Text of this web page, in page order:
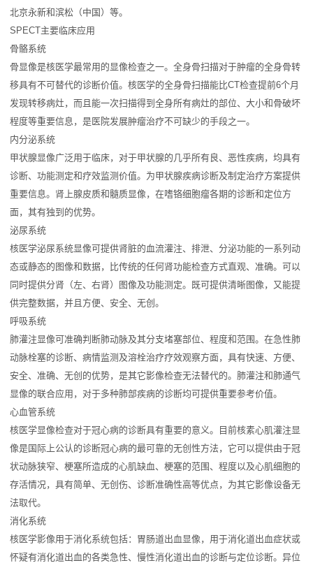
北京永新和滨松（中国）等。
SPECT主要临床应用
骨骼系统
骨显像是核医学最常用的显像检查之一。全身骨扫描对于肿瘤的全身骨转
移具有不可替代的诊断价值。核医学的全身骨扫描能比CT检查提前6个月
发现转移病灶，而且能一次扫描得到全身所有病灶的部位、大小和骨破坏
程度等重要信息，是医院发展肿瘤治疗不可缺少的手段之一。
内分泌系统
甲状腺显像广泛用于临床，对于甲状腺的几乎所有良、恶性疾病，均具有
诊断、功能测定和疗效监测价值。为甲状腺疾病诊断及制定治疗方案提供
重要信息。肾上腺皮质和髓质显像，在嗜铬细胞瘤各期的诊断和定位方
面，其有独到的优势。
泌尿系统
核医学泌尿系统显像可提供肾脏的血流灌注、排泄、分泌功能的一系列动
态或静态的图像和数据，比传统的任何肾功能检查方式直观、准确。可以
同时提供分肾（左、右肾）图像及功能测定。既可提供清晰图像，又能提
供完整数据，并且方便、安全、无创。
呼吸系统
肺灌注显像可准确判断肺动脉及其分支堵塞部位、程度和范围。在急性肺
动脉栓塞的诊断、病情监测及溶栓治疗疗效观察方面，具有快速、方便、
安全、准确、无创的优势，是其它影像检查无法替代的。肺灌注和肺通气
显像的联合应用，对于多种肺部疾病的诊断均可提供重要参考价值。
心血管系统
核医学显像检查对于冠心病的诊断具有重要的意义。目前核素心肌灌注显
像是国际上公认的诊断冠心病的最可靠的无创性方法，它可以提供由于冠
状动脉狭窄、梗塞所造成的心肌缺血、梗塞的范围、程度以及心肌细胞的
存活情况，具有简单、无创伤、诊断准确性高等优点，为其它影像设备无
法取代。
消化系统
核医学影像用于消化系统包括：胃肠道出血显像，用于消化道出血症状或
怀疑有消化道出血的各类急性、慢性消化道出血的诊断与定位诊断。异位